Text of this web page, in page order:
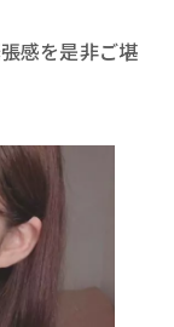
感を是非ご堪